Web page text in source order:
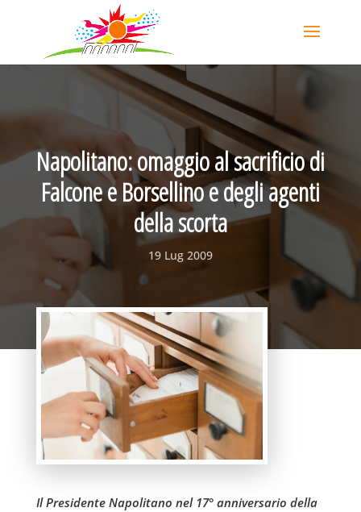
Napolitano: omaggio al sacrificio di
Falcone e Borsellino e degli agenti
della scorta
19 Lug 2009
Il Presidente Napolitano nel 17° anniversario della